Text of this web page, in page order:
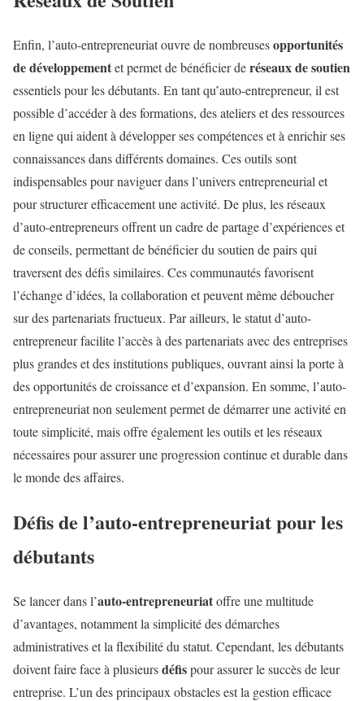
Enfin, l’auto-entrepreneuriat ouvre de nombreusesopportunités
de développementet permet de bénéficier deréseaux de soutien
essentiels pour les débutants. En tant qu’auto-entrepreneur, il est
possible d’accéder à des formations, des ateliers et des ressources
en ligne qui aident à développer ses compétences et à enrichir ses
connaissances dans différents domaines. Ces outils sont
indispensables pour naviguer dans l’univers entrepreneurial et
pour structurer efficacement une activité. De plus, les réseaux
d’auto-entrepreneurs offrent un cadre de partage d’expériences et
de conseils, permettant de bénéficier du soutien de pairs qui
traversent des défis similaires. Ces communautés favorisent
l’échange d’idées, la collaboration et peuvent même déboucher
sur des partenariats fructueux. Par ailleurs, le statut d’auto-
entrepreneur facilite l’accès à des partenariats avec des entreprises
plus grandes et des institutions publiques, ouvrant ainsi la porte à
des opportunités de croissance et d’expansion. En somme, l’auto-
entrepreneuriat non seulement permet de démarrer une activité en
toute simplicité, mais offre également les outils et les réseaux
nécessaires pour assurer une progression continue et durable dans
le monde des affaires.
Défis de l’auto-entrepreneuriat pour les
débutants
Se lancer dans l’auto-entrepreneuriatoffre une multitude
d’avantages, notamment la simplicité des démarches
administratives et la flexibilité du statut. Cependant, les débutants
doivent faire face à plusieursdéfispour assurer le succès de leur
entreprise. L’un des principaux obstacles est la gestion efficace